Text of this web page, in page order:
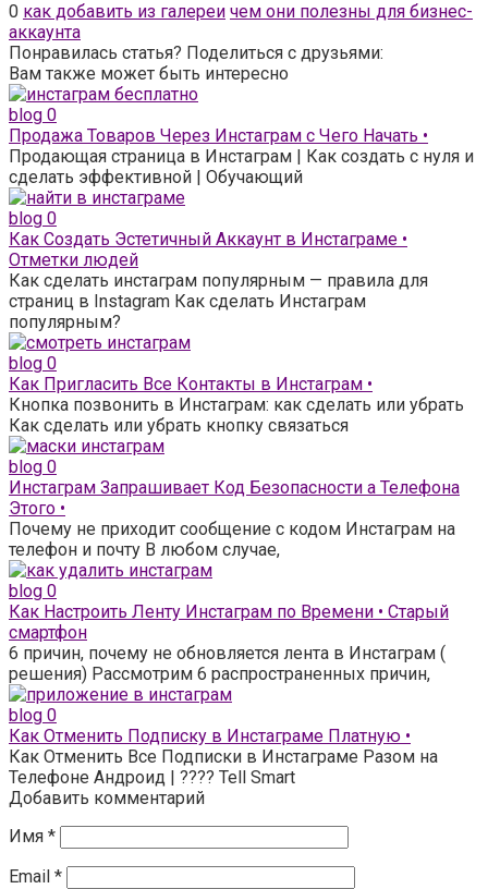
0 как добавить из галереи чем они полезны для бизнес-
аккаунта
Понравилась статья? Поделиться с друзьями:
Вам также может быть интересно
blog 0
Продажа Товаров Через Инстаграм с Чего Начать •
Продающая страница в Инстаграм | Как создать с нуля и
сделать эффективной | Обучающий
blog 0
Как Создать Эстетичный Аккаунт в Инстаграме •
Отметки людей
Как сделать инстаграм популярным — правила для
страниц в Instagram Как сделать Инстаграм
популярным?
blog 0
Как Пригласить Все Контакты в Инстаграм •
Кнопка позвонить в Инстаграм: как сделать или убрать
Как сделать или убрать кнопку связаться
blog 0
Инстаграм Запрашивает Код Безопасности а Телефона
Этого •
Почему не приходит сообщение с кодом Инстаграм на
телефон и почту В любом случае,
blog 0
Как Настроить Ленту Инстаграм по Времени • Старый
смартфон
6 причин, почему не обновляется лента в Инстаграм (
решения) Рассмотрим 6 распространенных причин,
blog 0
Как Отменить Подписку в Инстаграме Платную •
Как Отменить Все Подписки в Инстаграме Разом на
Телефоне Андроид | ???? Tell Smart
Добавить комментарий
Имя *
Email *